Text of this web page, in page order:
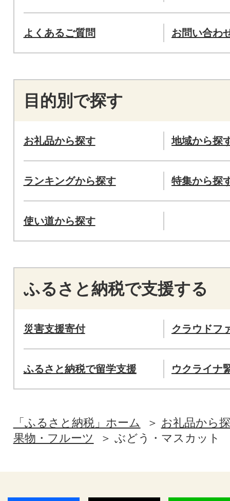
よくあるご質問 お問い合わ
目的別で探す
お礼品から探す 地域から探
ランキングから探す 特集から探
使い道から探す
ふるさと納税で支援する
災害支援寄付 クラウドフ
ふるさと納税で留学支援 ウクライナ
「ふるさと納税」ホーム
お礼品から
果物・フルーツ
ぶどう・マスカット